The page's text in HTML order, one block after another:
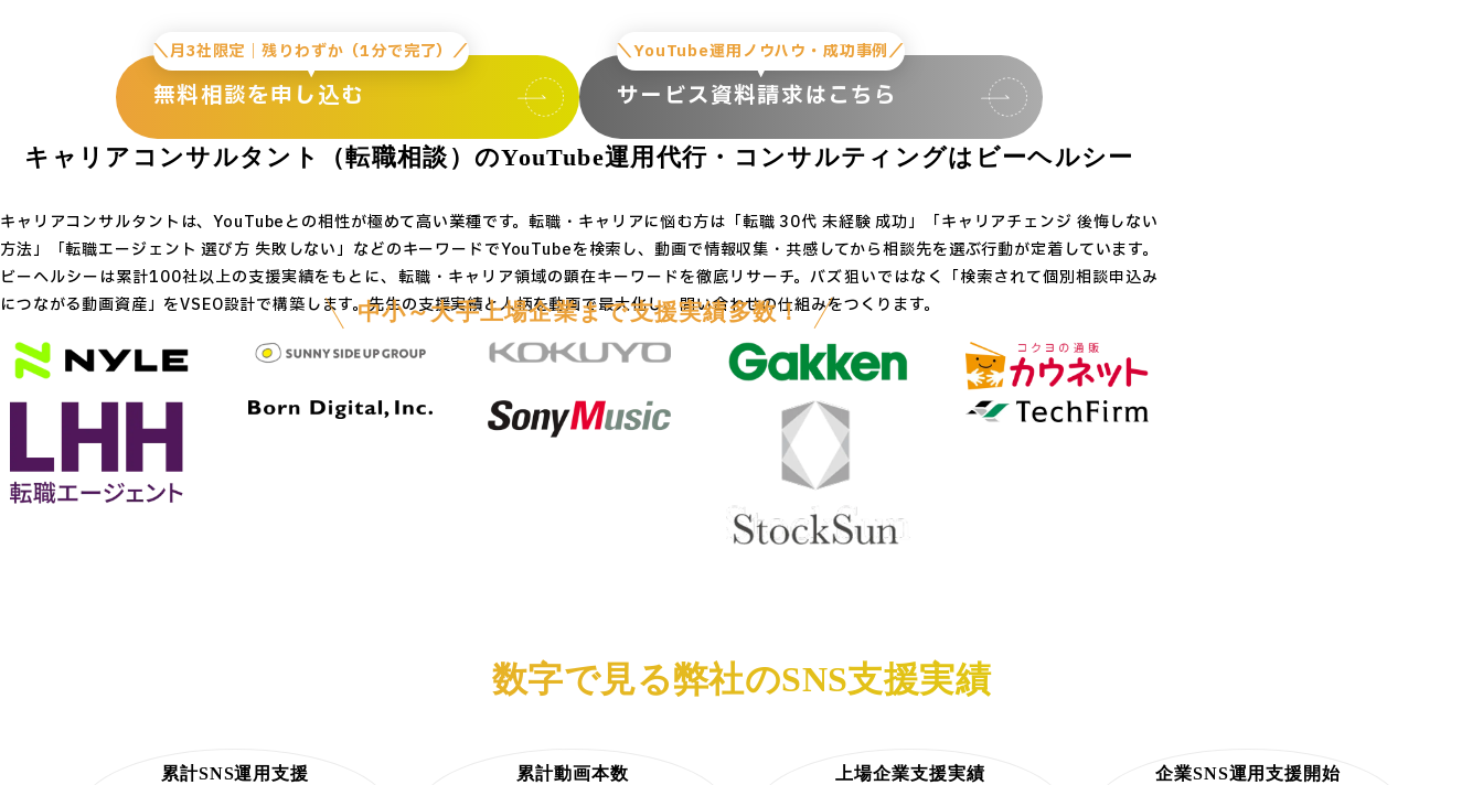
＼月3社限定｜残りわずか（1分で完了）／
無料相談を申し込む
＼YouTube運用ノウハウ・成功事例／
サービス資料請求はこちら
キャリアコンサルタント（転職相談）のYouTube運用代行・コンサルティングはビーヘルシー
キャリアコンサルタントは、YouTubeとの相性が極めて高い業種です。転職・キャリアに悩む方は「転職 30代 未経験 成功」「キャリアチェンジ 後悔しない
方法」「転職エージェント 選び方 失敗しない」などのキーワードでYouTubeを検索し、動画で情報収集・共感してから相談先を選ぶ行動が定着しています。
ビーヘルシーは累計100社以上の支援実績をもとに、転職・キャリア領域の顕在キーワードを徹底リサーチ。バズ狙いではなく「検索されて個別相談申込み
につながる動画資産」をVSEO設計で構築します。先生の支援実績と人柄を動画で最大化し、問い合わせの仕組みをつくります。
中小～大手上場企業まで支援実績多数！
数字で見る弊社のSNS支援実績
累計SNS運用支援 累計動画本数 上場企業支援実績 企業SNS運用支援開始